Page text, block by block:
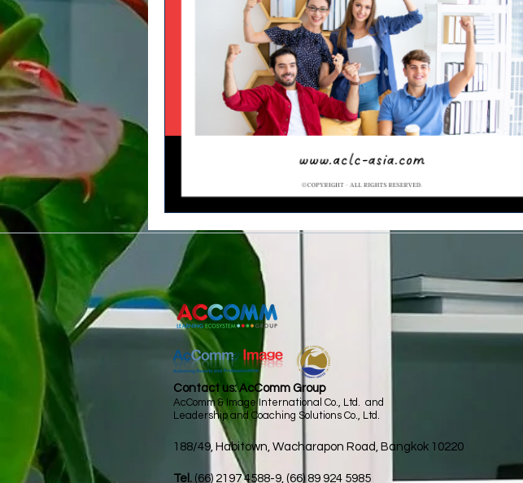
AGILE ORGANIZATION TRANSFORMATION
WELLBEING IN THE WORKPLACE MOTIVATION
LEGO® SERIOUS PLAY® Workshop อบรม Leadership
Contact us: AcComm Group
AcComm & Image International Co., Ltd. and
Leadership and Coaching Solutions Co., Ltd.
188/49, Habitown, Wacharapon Road, Bangkok 10220
Tel. (66) 2197 4588-9, (66) 89 924 5985